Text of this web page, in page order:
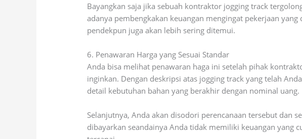
Bayangkan saja jika sebuah kontraktor jogging track
adanya pembengkakan keuangan mengingat pekerjaan
pendekpun juga akan lebih sering ditemui.
6. Penawaran Harga yang Sesuai Standar
Anda bisa melihat penawaran haga ini setelah pihak
inginkan. Dengan deskripsi atas jogging track yang telah
detail kebutuhan bahan yang berakhir dengan nominal uang.
Selanjutnya, Anda akan disodori perencanaan tersebut dan
dibayarkan seandainya Anda tidak memiliki keuangan yang